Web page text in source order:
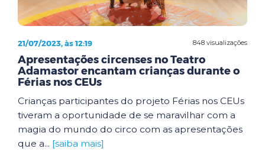
848 visualizações
21/07/2023, às 12:19
Apresentações circenses no Teatro
Adamastor encantam crianças durante o
Férias nos CEUs
Crianças participantes do projeto Férias nos CEUs
tiveram a oportunidade de se maravilhar com a
magia do mundo do circo com as apresentações
que a... [saiba mais]